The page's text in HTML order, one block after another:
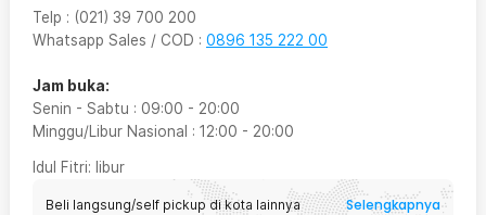
Telp : (021) 39 700 200
Whatsapp Sales / COD : 0896 135 222 00
Jam buka:
Senin - Sabtu : 09:00 - 20:00
Minggu/Libur Nasional : 12:00 - 20:00
Idul Fitri: libur
Beli langsung/self pickup di kota lainnya Selengkapnya